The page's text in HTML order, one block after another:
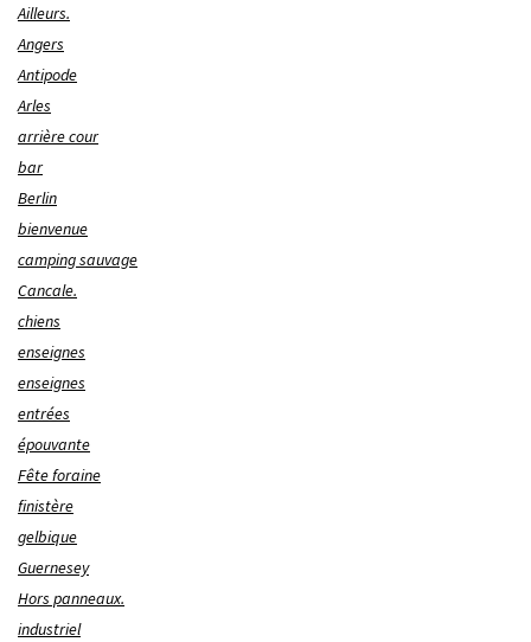
Ailleurs.
Angers
Antipode
Arles
arrière cour
bar
Berlin
bienvenue
camping sauvage
Cancale.
chiens
enseignes
enseignes
entrées
épouvante
Fête foraine
finistère
gelbique
Guernesey
Hors panneaux.
industriel